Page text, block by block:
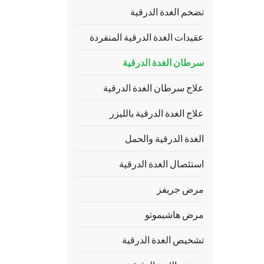
تضخم الغدة الدرقية
عقيدات الغدة الدرقية المنفردة
سرطان الغدة الدرقية
علاج سرطان الغدة الدرقية
علاج الغدة الدرقية بالليزر
الغدة الدرقية والحمل
استئصال الغدة الدرقية
مرض جريفز
مرض هاشيموتو
تشخيص الغدة الدرقية